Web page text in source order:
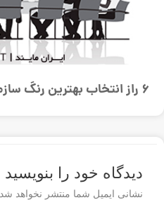
6 راز انتخاب بهترین رنگ سازمانی چیست؟
دیدگاه‌ خود را بنویسید
نشانی ایمیل شما منتشر نخواهد شد.